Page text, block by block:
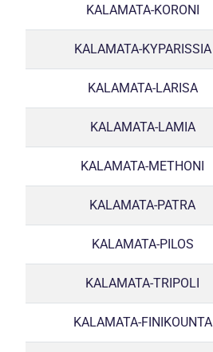
KALAMATA-KORONI
KALAMATA-KYPARISSIA
KALAMATA-LARISA
KALAMATA-LAMIA
KALAMATA-METHONI
KALAMATA-PATRA
KALAMATA-PILOS
KALAMATA-TRIPOLI
KALAMATA-FINIKOUNTA